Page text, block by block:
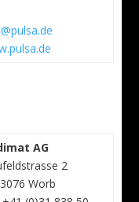
AG
2
Worb